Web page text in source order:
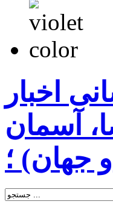
اخبار
آسمان
جهان) ؛